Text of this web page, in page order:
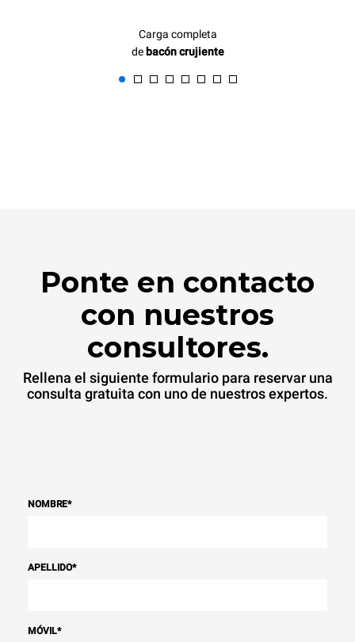
Carga completa
de bacón crujiente
Ponte en contacto
con nuestros
consultores.
Rellena el siguiente formulario para reservar una
consulta gratuita con uno de nuestros expertos.
NOMBRE*
APELLIDO*
MÓVIL*